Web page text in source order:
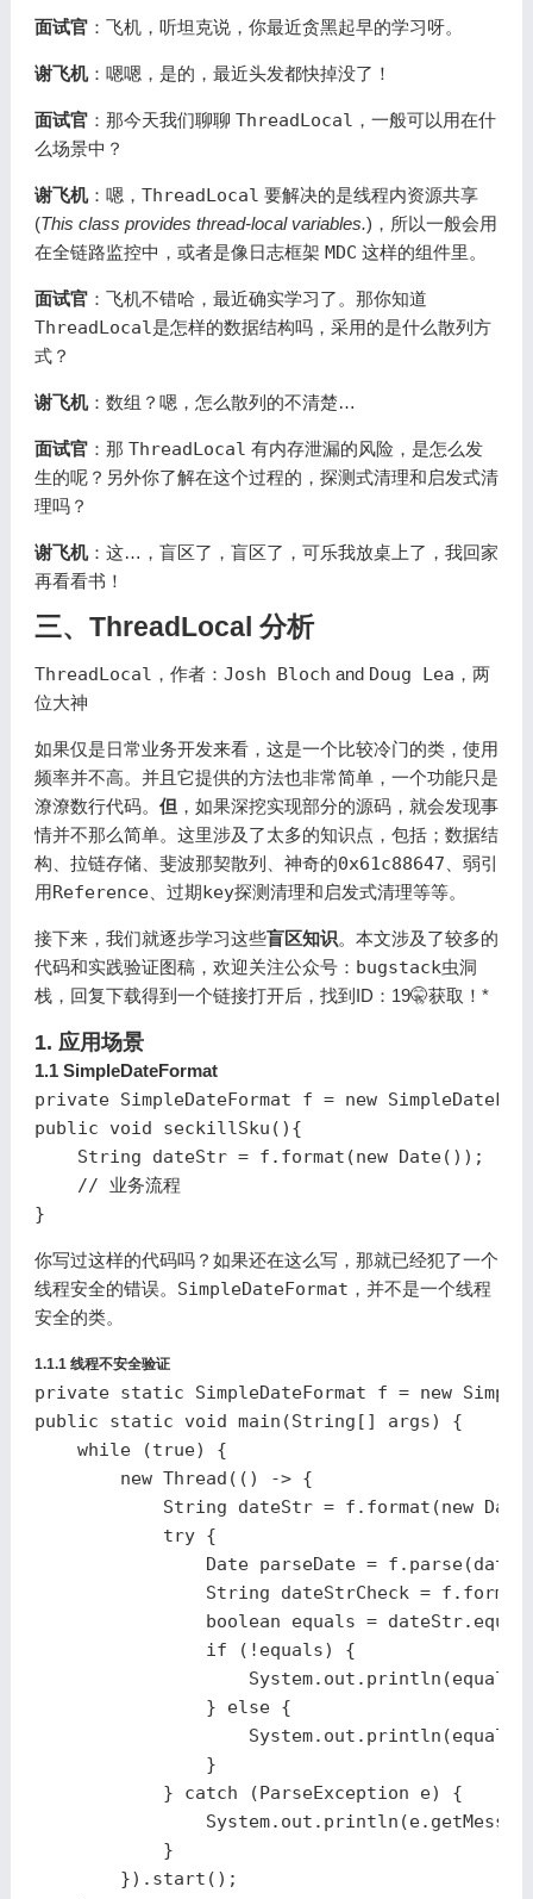
面试官：飞机，听坦克说，你最近贪黑起早的学习呀。
谢飞机：嗯嗯，是的，最近头发都快掉没了！
面试官：那今天我们聊聊 ThreadLocal ，一般可以用在什
么场景中？
谢飞机：嗯， ThreadLocal 要解决的是线程内资源共享
(This class provides thread-local variables.)，所以一般会用
在全链路监控中，或者是像日志框架 MDC 这样的组件里。
面试官：飞机不错哈，最近确实学习了。那你知道
ThreadLocal是怎样的数据结构吗，采用的是什么散列方
式？
谢飞机：数组？嗯，怎么散列的不清楚…
面试官：那 ThreadLocal 有内存泄漏的风险，是怎么发
生的呢？另外你了解在这个过程的，探测式清理和启发式清
理吗？
谢飞机：这…，盲区了，盲区了， 可乐我放桌上了，我回家
再看看书！
三、ThreadLocal 分析
ThreadLocal ，作者： Josh Bloch and Doug Lea ，两
位大神
如果仅是日常业务开发来看，这是一个比较冷门的类，使用
频率并不高。并且它提供的方法也非常简单，一个功能只是
潦潦数行代码。 但 ，如果深挖实现部分的源码，就会发现事
情并不那么简单。这里涉及了太多的知识点，包括； 数据结
构
拉链存储、 斐波那契散列 神奇的0x61c88647
弱引
用Reference、 过期key探测清理和启发式清理等等。
接下来，我们就逐步学习这些盲区知识。本文涉及了较多的
代码和实践验证图稿，欢迎关注公众号： bugstack虫洞
栈，回复下载得到一个链接打开后，找到ID：19🤫获取！*
1. 应用场景
1.1 SimpleDateFormat
private SimpleDateFormat f = new
public
void seckillSku (){
String
dateStr = f . format (new Date());
// 业务流程
}
你写过这样的代码吗？如果还在这么写，那就已经犯了一个
线程安全的错误。 SimpleDateFormat ，并不是一个线程
安全的类。
1.1.1 线程不安全验证
private static SimpleDateFormat f = new
public
static void main (String [] args)
{
while
(true)
{
new Thread (() -> {
String
dateStr = f . format (new Date
try {
Date parseDate = f . parse(
String
dateStrCheck = f . format
boolean
equals = dateStr.
if
(! equals)
{
System. out . println (equals
}
else {
System. out . println (equals
}
}
catch (ParseException e)
{
System. out . println (e.
}
}). start ();